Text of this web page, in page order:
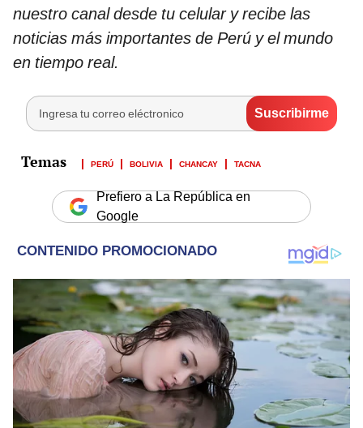
nuestro canal desde tu celular y recibe las
noticias más importantes de Perú y el mundo
en tiempo real.
PERÚ BOLIVIA CHANCAY TACNA
Prefiero a La República en
Google